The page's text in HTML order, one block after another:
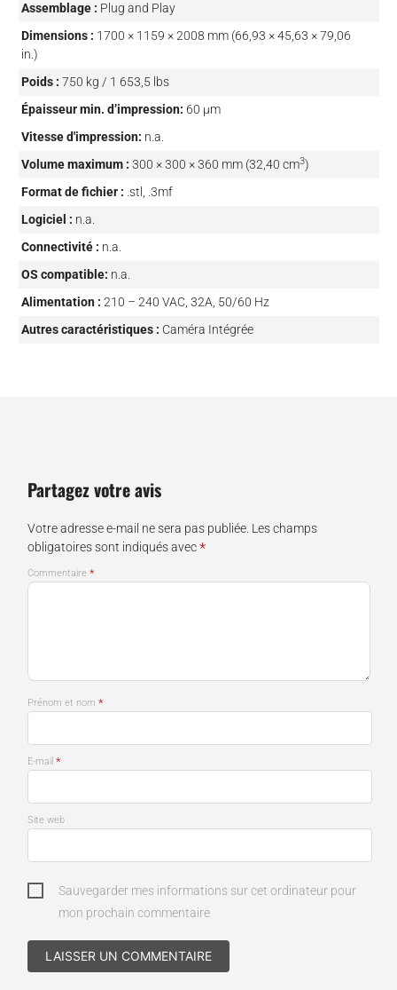
Assemblage : Plug and Play
Dimensions : 1700 × 1159 × 2008 mm (66,93 × 45,63 × 79,06
in.)
Poids : 750 kg / 1 653,5 lbs
Épaisseur min. d’impression: 60 µm
Vitesse d'impression: n.a.
Volume maximum : 300 × 300 × 360 mm (32,40 cm3)
Format de fichier : .stl, .3mf
Logiciel : n.a.
Connectivité : n.a.
OS compatible: n.a.
Alimentation : 210 – 240 VAC, 32A, 50/60 Hz
Autres caractéristiques : Caméra Intégrée
Partagez votre avis
Votre adresse e-mail ne sera pas publiée. Les champs
obligatoires sont indiqués avec*
Commentaire *
Prénom et nom *
E-mail *
Site web
Sauvegarder mes informations sur cet ordinateur pour
mon prochain commentaire